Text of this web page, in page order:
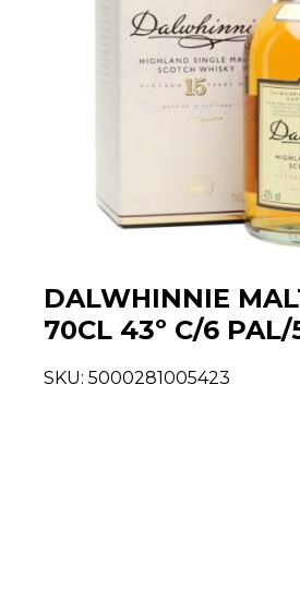
DALWHINNIE
70CL 43º C/6
SKU: 5000281005423